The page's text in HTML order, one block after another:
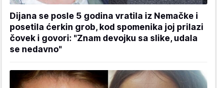
Dijana se posle 5 godina vratila iz Nemačke i
posetila ćerkin grob, kod spomenika joj prilazi
čovek i govori: "Znam devojku sa slike, udala
se nedavno"